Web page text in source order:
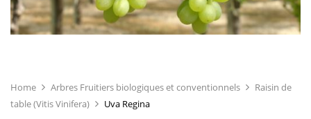
Home Arbres Fruitiers biologiques et conventionnels
Raisin de
table (Vitis Vinifera)
Uva Regina